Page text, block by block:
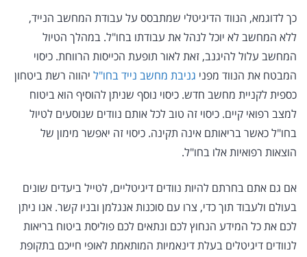
כך לדוגמא, הנווד הדיגיטלי שמתבסס על עבודת המחשב הנייד,
ללא המחשב לא יוכל לנהל את עבודתו בחו"ל. במהלך הטיול
המחשב עלול להיגנב, זאת לאור תופעת הכייסות הרווחת. כיסוי
המבטח את הנווד מפני גניבת מחשב נייד בחו"ל יהווה רשת ביטחון
כספית לקניית מחשב חדש. כיסוי נוסף שניתן להוסיף הוא ביטוח
למצב רפואי קיים. כיסוי זה טוב לכל אותם נוודים שנוסעים לטיול
בחו"ל כאשר בריאותם אינה תקינה. כיסוי זה יאפשר מימון של
הוצאות רפואיות אלו בחו"ל.
אם גם אתם בחרתם להיות נוודים דיגיטליים, לטייל ביעדים שונים
בעולם ולעבוד תוך כדי, צרו עם סוכנות אנגלמן ובניו קשר. אנו ניתן
לכם את כל המידע הנחוץ לכם ונתאים לכם פוליסת ביטוח בריאות
לנוודים דיגיטלים בעלת דינאמיות המותאמת לאופי חייכם בתקופת